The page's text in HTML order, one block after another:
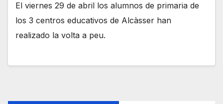
El viernes 29 de abril los alumnos de primaria de
los 3 centros educativos de Alcàsser han
realizado la volta a peu.